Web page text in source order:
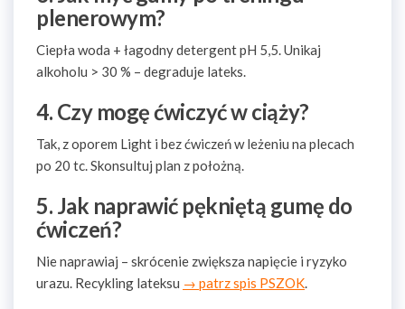
plenerowym?
Ciepła woda + łagodny detergent pH 5,5. Unikaj
alkoholu > 30 % – degraduje lateks.
4. Czy mogę ćwiczyć w ciąży?
Tak, z oporem Light i bez ćwiczeń w leżeniu na plecach
po 20 tc. Skonsultuj plan z położną.
5. Jak naprawić pękniętą gumę do
ćwiczeń?
Nie naprawiaj – skrócenie zwiększa napięcie i ryzyko
urazu. Recykling lateksu → patrz spis PSZOK.